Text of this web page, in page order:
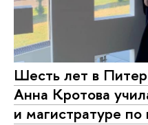
Шесть лет в
Анна Кротова
и магистратуре по